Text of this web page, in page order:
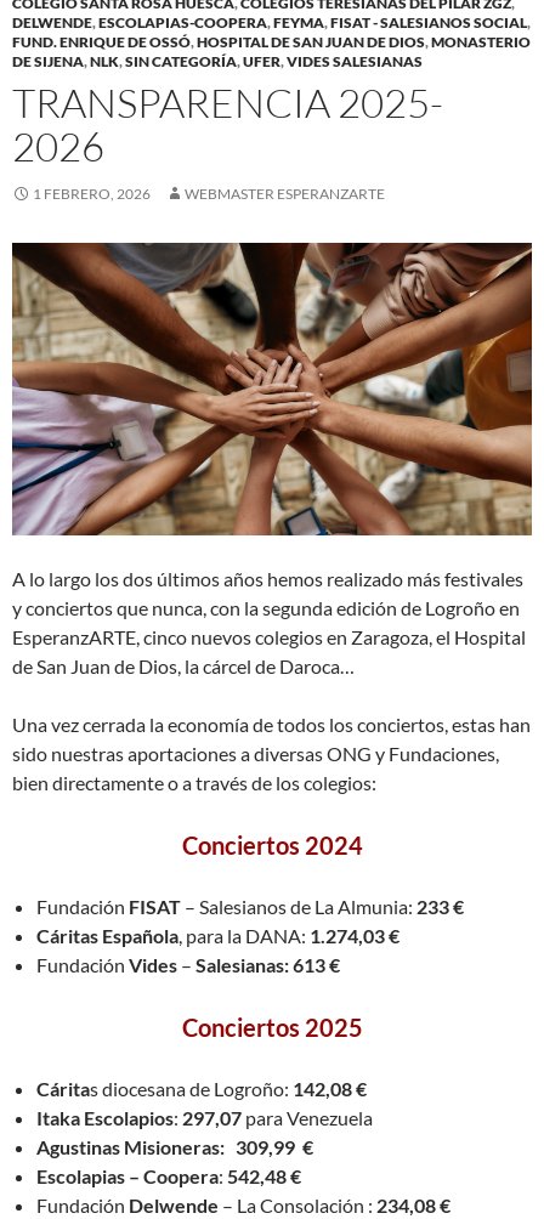
DELWENDE,ESCOLAPIAS-COOPERA,FEYMA,FISAT - SALESIANOS SOCIAL,
FUND. ENRIQUE DE OSSÓ,HOSPITAL DE SAN JUAN DE DIOS,MONASTERIO
DE SIJENA,NLK,SIN CATEGORÍA,UFER,VIDES SALESIANAS
TRANSPARENCIA 2025-
2026
1 FEBRERO, 2026 WEBMASTER ESPERANZARTE
A lo largo los dos últimos años hemos realizado más festivales
y conciertos que nunca, con la segunda edición de Logroño en
EsperanzARTE, cinco nuevos colegios en Zaragoza, el Hospital
de San Juan de Dios, la cárcel de Daroca…
Una vez cerrada la economía de todos los conciertos, estas han
sido nuestras aportaciones a diversas ONG y Fundaciones,
bien directamente o a través de los colegios:
Conciertos 2024
Fundación FISAT – Salesianos de La Almunia: 233 €
Cáritas Española, para la DANA: 1.274,03€
Fundación Vides – Salesianas: 613 €
Conciertos 2025
Cáritas diocesana de Logroño: 142,08 €
Itaka Escolapios: 297,07 para Venezuela
Agustinas Misioneras: 309,99 €
Escolapias – Coopera: 542,48 €
Fundación Delwende – La Consolación : 234,08 €